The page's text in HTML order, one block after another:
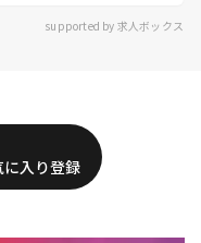
supported by 求人ボックス
入り登録